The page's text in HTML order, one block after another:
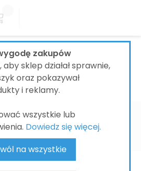
zakupów
sklep działał sprawnie,
oraz pokazywał
i reklamy.
wszystkie lub
Dowiedz się więcej.
na wszystkie
SYSTEMY INSTALACYJNE I ODPŁYWY
stelaże do toalety